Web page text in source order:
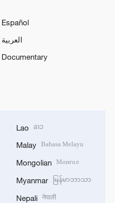
Español
العربية
Documentary
Lao ລາວ
Malay Bahasa Melayu
Mongolian Монгол
Myanmar မြန်မာဘာသာ
Nepali नेपाली